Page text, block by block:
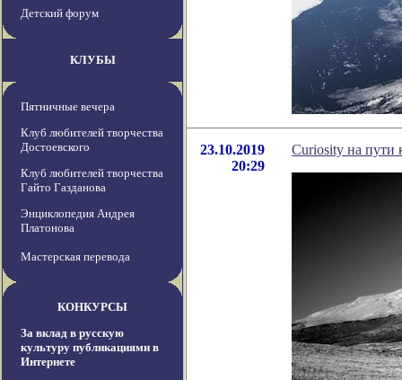
Детский форум
КЛУБЫ
Пятничные вечера
Клуб любителей творчества
Достоевского
Клуб любителей творчества
Гайто Газданова
Энциклопедия Андрея
Платонова
Мастерская перевода
КОНКУРСЫ
За вклад в русскую
культуру публикациями в
Интернете
23.10.2019
20:29
Curiosity на пути